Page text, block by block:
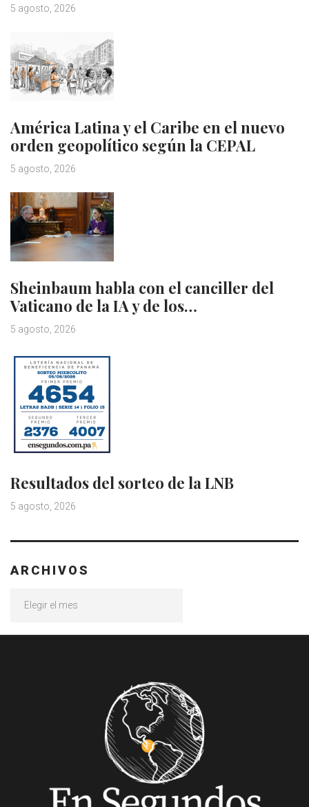
5 agosto, 2026
América Latina y el Caribe en el nuevo
orden geopolítico según la CEPAL
5 agosto, 2026
Sheinbaum habla con el canciller del
Vaticano de la IA y de los…
5 agosto, 2026
Resultados del sorteo de la LNB
5 agosto, 2026
ARCHIVOS